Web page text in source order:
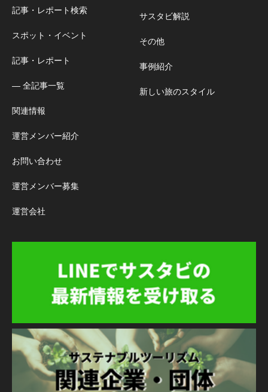
記事・レポート検索
スポット・イベント
記事・レポート
― 全記事一覧
関連情報
運営メンバー紹介
お問い合わせ
運営メンバー募集
運営会社
サスタビ解説
その他
事例紹介
新しい旅のスタイル